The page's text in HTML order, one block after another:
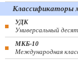
Классификаторы
УДК
Универсальный
МКБ-10
Международная